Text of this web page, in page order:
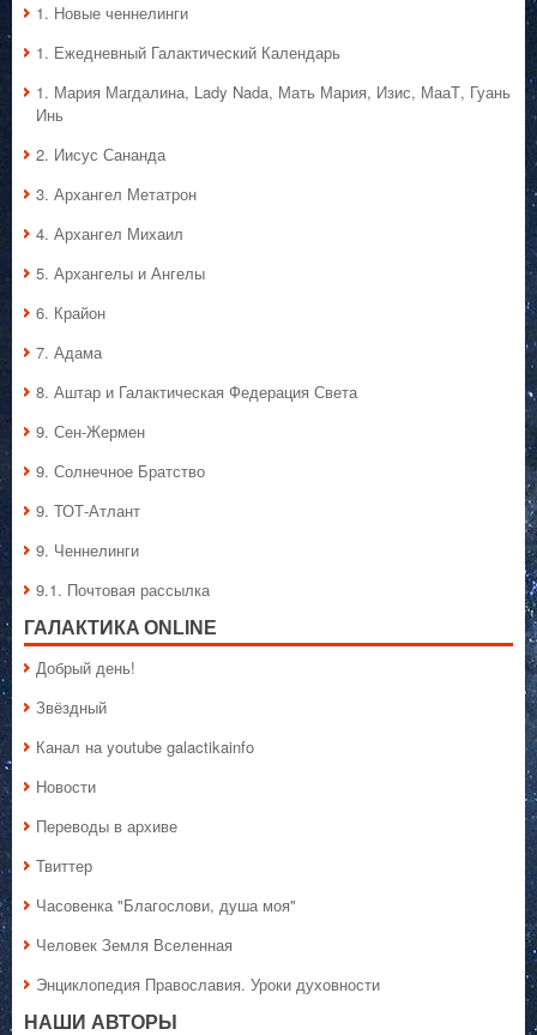
1. Hовые ченнелинги
1. Ежедневный Галактический Календарь
1. Мария Магдалина, Lady Nada, Мать Мария, Изис, МааТ, Гуань
Инь
2. Иисус Сананда
3. Архангел Метатрон
4. Архангел Михаил
5. Архангелы и Ангелы
6. Крайон
7. Адама
8. Аштар и Галактическая Федерация Света
9. Сен-Жермен
9. Солнечное Братство
9. ТОТ-Атлант
9. Ченнелинги
9.1. Почтовая рассылка
ГАЛАКТИКA ONLINE
Добрый день!
Звёздный
Канал на youtube galactikainfo
Новости
Переводы в архиве
Твиттер
Часовенка "Благослови, душа моя"
Человек Земля Вселенная
Энциклопедия Православия. Уроки духовности
НАШИ АВТОРЫ